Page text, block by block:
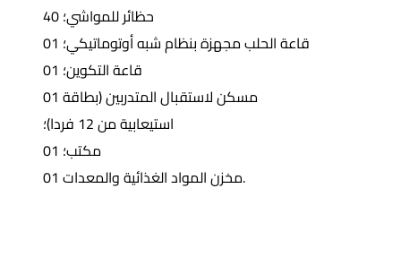
40 حظائر للمواشي؛
01 قاعة الحلب مجهزة بنظام شبه أوتوماتيكي؛
01 قاعة التكوين؛
01 مسكن لاستقبال المتدربين (بطاقة
استيعابية من 12 فردا)؛
01 مكتب؛
01 مخزن المواد الغذائية والمعدات.